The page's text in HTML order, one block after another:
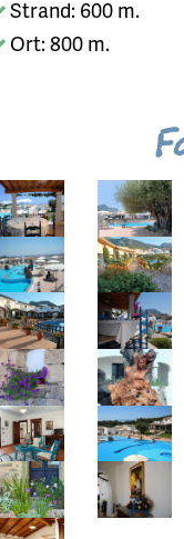
Strand: 600 m.
Ort: 800 m.